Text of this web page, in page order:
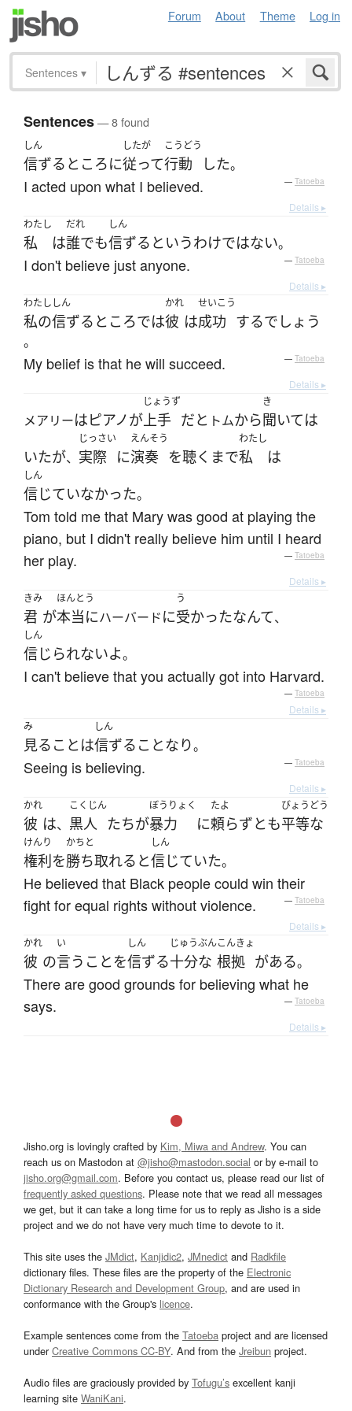
Forum About Theme Log in
Sentences ▾
Sentences— 8 found
しん
信ずる ところに
したが
従って
こうどう
行動 した。
I acted upon what I believed. — Tatoeba
Details ▸
わたし
私 は
だれ
誰でも
しん
信ずる というわけではない。
I don't believe just anyone. — Tatoeba
Details ▸
わたし
私の
しん
信ずる ところでは
かれ
彼 は
せいこう
成功 するでしょう
。
My belief is that he will succeed. — Tatoeba
Details ▸
メアリーはピアノが
じょうず
上手 だと トムから
き
聞いては
いたが、
じっさい
実際 に
えんそう
演奏 を聴く まで
わたし
私 は
しん
信じていなかった。
Tom told me that Mary was good at playing the
piano, but I didn't really believe him until I heard
her play.
— Tatoeba
Details ▸
きみ
君 が
ほんとう
本当にハーバードに
う
受かったなんて、
しん
信じられないよ。
I can't believe that you actually got into Harvard.
— Tatoeba
Details ▸
み
見る ことは
しん
信ずる ことなり。
Seeing is believing. — Tatoeba
Details ▸
かれ
彼 は、
こくじん
黒人 たちが
ぼうりょく
暴力 に
たよ
頼らずとも
びょうどう
平等な
けんり
権利を
かちと
勝ち取れる と
しん
信じていた。
He believed that Black people could win their
fight for equal rights without violence.
— Tatoeba
Details ▸
かれ
彼 の
い
言う ことを
しん
信ずる
じゅうぶん
十分な
こんきょ
根拠 がある。
There are good grounds for believing what he
says.
— Tatoeba
Details ▸
Jisho.org is lovingly crafted by Kim, Miwa and Andrew. You can
reach us on Mastodon at @jisho@mastodon.social or by e-mail to
jisho.org@gmail.com. Before you contact us, please read our list of
frequently asked questions. Please note that we read all messages
we get, but it can take a long time for us to reply as Jisho is a side
project and we do not have very much time to devote to it.
This site uses the JMdict, Kanjidic2, JMnedict and Radkfile
dictionary files. These files are the property of the Electronic
Dictionary Research and Development Group, and are used in
conformance with the Group's licence.
Example sentences come from the Tatoeba project and are licensed
underCreative Commons CC-BY. And from the Jreibun project.
Audio files are graciously provided by Tofugu’s excellent kanji
learning site WaniKani.